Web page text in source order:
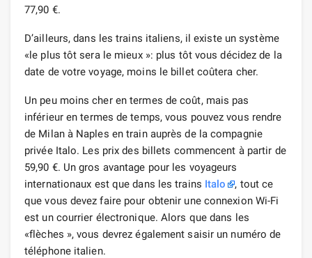
77,90 €.
D’ailleurs, dans les trains italiens, il existe un système
«le plus tôt sera le mieux »: plus tôt vous décidez de la
date de votre voyage, moins le billet coûtera cher.
Un peu moins cher en termes de coût, mais pas
inférieur en termes de temps, vous pouvez vous rendre
de Milan à Naples en train auprès de la compagnie
privée Italo. Les prix des billets commencent à partir de
59,90 €. Un gros avantage pour les voyageurs
internationaux est que dans les trains Italo
, tout ce
que vous devez faire pour obtenir une connexion Wi-Fi
est un courrier électronique. Alors que dans les
«flèches », vous devrez également saisir un numéro de
téléphone italien.